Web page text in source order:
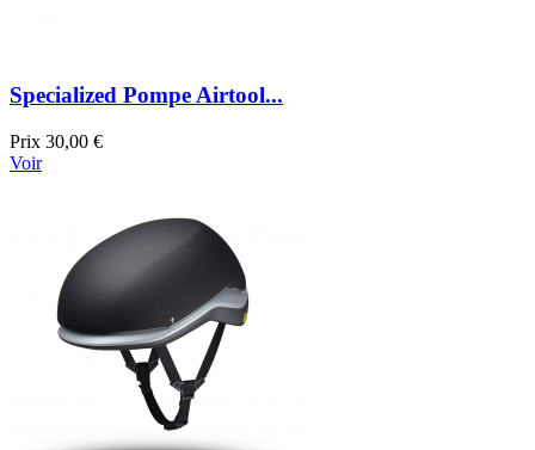
Specialized Pompe Airtool...
Prix 30,00 €
Voir